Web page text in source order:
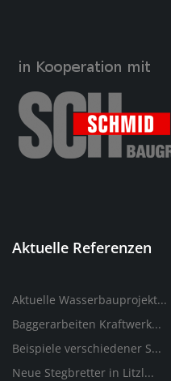
Aktuelle Referenzen
Aktuelle Wasserbauprojekt...
Baggerarbeiten Kraftwerk...
Beispiele verschiedener S...
Neue Stegbretter in Litzl...